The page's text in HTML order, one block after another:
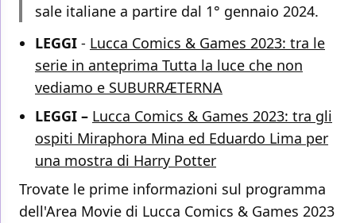
sale italiane a partire dal 1° gennaio 2024.
LEGGI - Lucca Comics & Games 2023: tra le
serie in anteprima Tutta la luce che non
vediamo e SUBURRÆTERNA
LEGGI – Lucca Comics & Games 2023: tra gli
ospiti Miraphora Mina ed Eduardo Lima per
una mostra di Harry Potter
Trovate le prime informazioni sul programma
dell'Area Movie di Lucca Comics & Games 2023